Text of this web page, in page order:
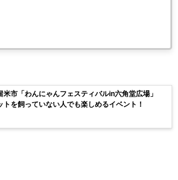
米市「わんにゃんフェスティバルin六角堂広場」
トを飼っていない人でも楽しめるイベント！